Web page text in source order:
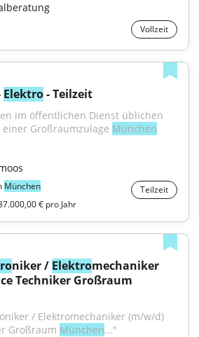
Vollzeit
Elektro - Teilzeit
im öffent­lichen Dienst üblichen
Großraum­zulage München
München
Teilzeit
€ pro Jahr
niker / Elektromechaniker
/ Elektromechaniker (m/w/d)
Großraum München..."